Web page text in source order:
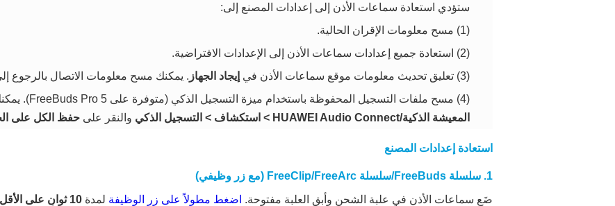
ستؤدي استعادة سماعات الأذن إلى إعدادات المصنع إلى:
(1) مسح معلومات الإقران الحالية.
(2) استعادة جميع إعدادات سماعات الأذن إلى الإعدادات الافتراضية.
(3) تعليق تحديث معلومات موقع سماعات الأذن في
إيجاد الجهاز . يمكنك مسح معلومات الاتصال بالرجوع
(4) مسح ملفات التسجيل المحفوظة باستخدام ميزة التسجيل الذكي (متوفرة على FreeBuds Pro 5). يمكنك حفظ ملفات التسجيل أولاً بالانتقال إلى
المعيشة الذكية/HUAWEI Audio Connect
> استكشاف > التسجيل الذكي والنقر على حفظ الكل على
استعادة إعدادات المصنع
1. سلسلة FreeBuds/سلسلة FreeClip/FreeArc (مع زر وظيفي)
ضَع سماعات الأذن في علبة الشحن وأبقِ العلبة مفتوحة. اضغط مطولاً على زر الوظيفة لمدة 10 ثوانٍ على الأقل